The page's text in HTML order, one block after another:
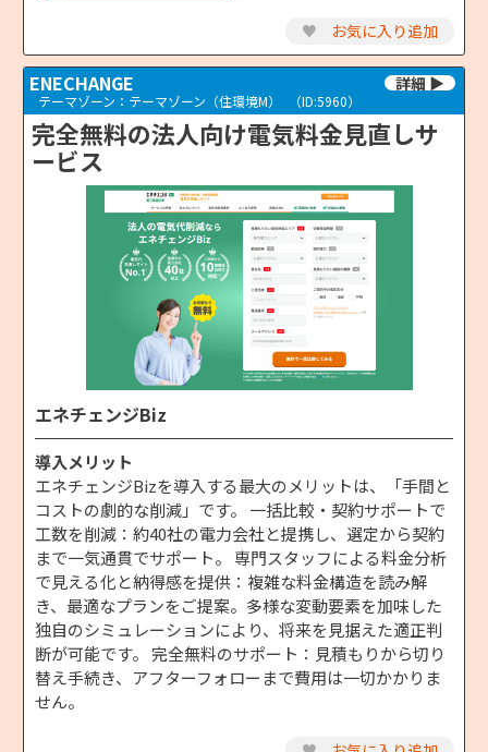
♥ お気に入り追加
ENECHANGE
テーマゾーン：テーマゾーン（住環境M） （ID:5960）
完全無料の法⼈向け電気料⾦⾒直しサ
ービス
エネチェンジBiz
導入メリット
エネチェンジBizを導入する最大のメリットは、「手間と
コストの劇的な削減」です。 ⼀括⽐較‧契約サポートで
⼯数を削減：約40社の電力会社と提携し、選定から契約
まで一気通貫でサポート。 専⾨スタッフによる料⾦分析
で⾒える化と納得感を提供：複雑な料金構造を読み解
き、最適なプランをご提案。多様な変動要素を加味した
独自のシミュレーションにより、将来を見据えた適正判
断が可能です。 完全無料のサポート：見積もりから切り
替え手続き、アフターフォローまで費用は一切かかりま
せん。